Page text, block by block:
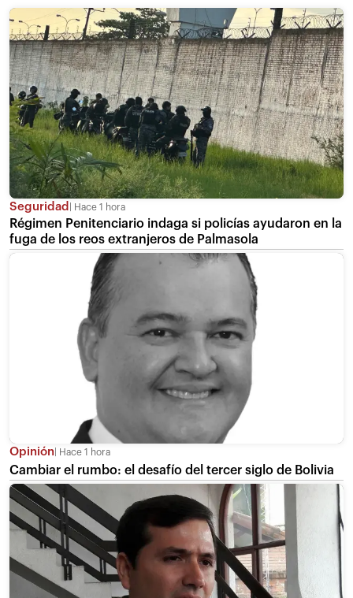
Seguridad Hace 1 hora
Régimen Penitenciario indaga si policías ayudaron en la
fuga de los reos extranjeros de Palmasola
Opinión Hace 1 hora
Cambiar el rumbo: el desafío del tercer siglo de Bolivia